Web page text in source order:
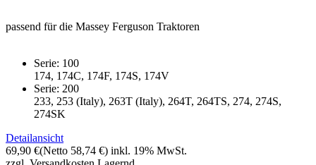
passend für die Massey Ferguson Traktoren
Serie: 100
174, 174C, 174F, 174S, 174V
Serie: 200
233, 253 (Italy), 263T (Italy), 264T, 264TS, 274, 274S,
274SK
Detailansicht
69,90 €(Netto 58,74 €) inkl. 19% MwSt.